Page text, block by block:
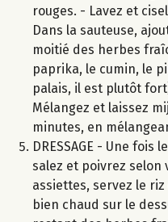
rouges. - Lavez et
Dans la sauteuse,
moitié des herbes
paprika, le cumin, le
palais, il est plutôt
Mélangez et laissez
minutes, en
DRESSAGE - Une
salez et poivrez selon
assiettes, servez le
bien chaud sur le